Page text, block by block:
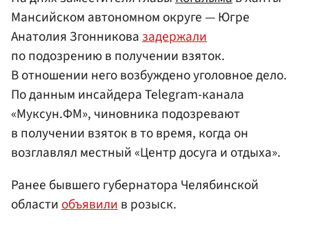
Мансийском автономном округе — Югре
Анатолия Згонниковазадержали
по подозрению в получении взяток.
В отношении него возбуждено уголовное дело.
По данным инсайдера Telegram-канала
«Муксун.ФМ», чиновника подозревают
в получении взяток в то время, когда он
возглавлял местный «Центр досуга и отдыха».
Ранее бывшего губернатора Челябинской
областиобъявилив розыск.